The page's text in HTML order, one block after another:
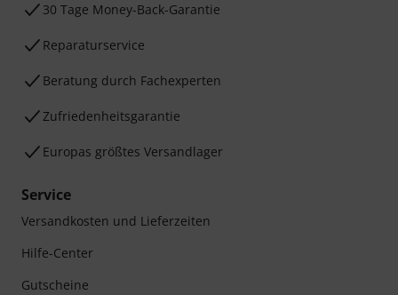
30 Tage Money-Back-Garantie
Reparaturservice
Beratung durch Fachexperten
Zufriedenheitsgarantie
Europas größtes Versandlager
Service
Versandkosten und Lieferzeiten
Hilfe-Center
Gutscheine